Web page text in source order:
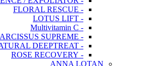
- FLORAL RESCUE
- LOTUS LIFT
- Multivitamin C
- NARCISSUS SUPREME
- NATURAL DEEPTREAT
- ROSE RECOVERY
ANNA LOTAN